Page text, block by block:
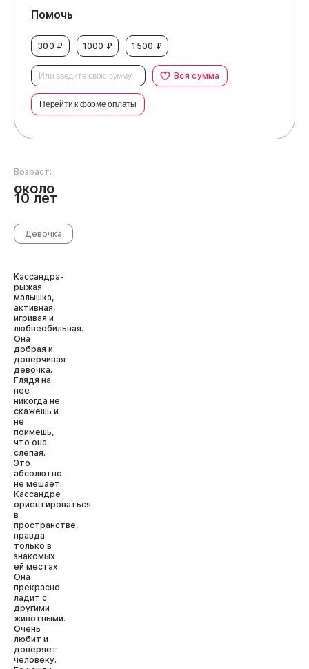
Помочь
300 ₽ 1000 ₽ 1500 ₽
Вся сумма
Перейти к форме оплаты
Возраст:
около
10 лет
Девочка
Кассандра-
рыжая
малышка,
активная,
игривая и
любвеобильная.
Она
добрая и
доверчивая
девочка.
Глядя на
нее
никогда не
скажешь и
не
поймешь,
что она
слепая.
Это
абсолютно
не мешает
Кассандре
ориентироваться
в
пространстве,
правда
только в
знакомых
ей местах.
Она
прекрасно
ладит с
другими
животными.
Очень
любит и
доверяет
человеку.